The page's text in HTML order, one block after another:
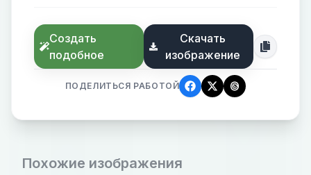
Создать
подобное
Скачать
изображение
ПОДЕЛИТЬСЯ РАБОТОЙ
Похожие изображения